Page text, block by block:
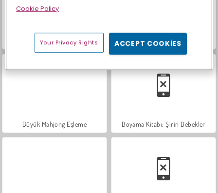
Scala 40 İçecekleri Eşle
Büyük Mahjong Eşleme Boyama Kitabı: Şirin Bebekler
Cookie Policy
Your Privacy Rights ACCEPT COOKIES